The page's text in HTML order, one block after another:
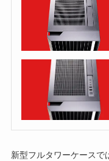
新型フルタワーケースで